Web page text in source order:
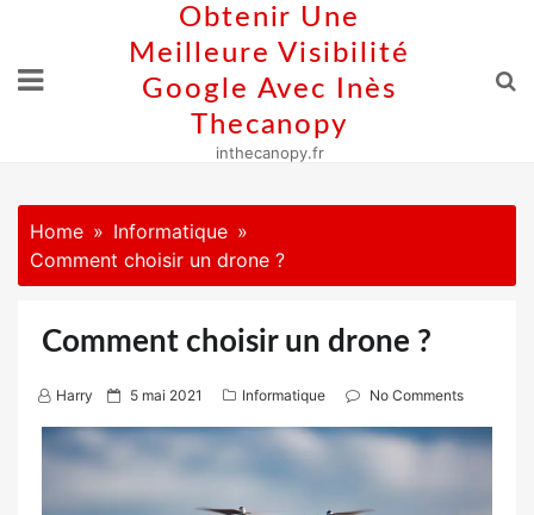
content
Obtenir Une
Meilleure Visibilité
Google Avec Inès
Thecanopy
inthecanopy.fr
Home
Informatique
Comment choisir un drone ?
Comment choisir un drone ?
Harry
P
o
e
5 mai 2021 Informatique No Comments